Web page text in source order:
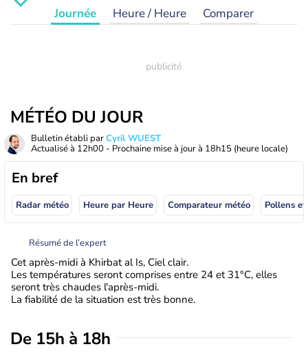
Journée Heure / Heure Comparer
MÉTÉO DU JOUR
Bulletin établi parCyril WUEST
Actualisé à 12h00 - Prochaine mise à jour à 18h15 (heure locale)
En bref
Radar météo Heure par Heure Comparateur météo Pollens
Résumé de l’expert
Cet après-midi à Khirbat al Is, Ciel clair.
Les températures seront comprises entre 24 et 31°C, elles
seront très chaudes l'après-midi.
La fiabilité de la situation est très bonne.
De 15h à 18h